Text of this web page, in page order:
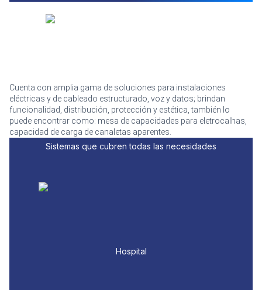
Cuenta con amplia gama de soluciones para instalaciones
eléctricas y de cableado estructurado, voz y datos; brindan
funcionalidad, distribución, protección y estética, también lo
puede encontrar como: mesa de capacidades para eletrocalhas,
capacidad de carga de canaletas aparentes.
Sistemas que cubren todas las necesidades
Hospital